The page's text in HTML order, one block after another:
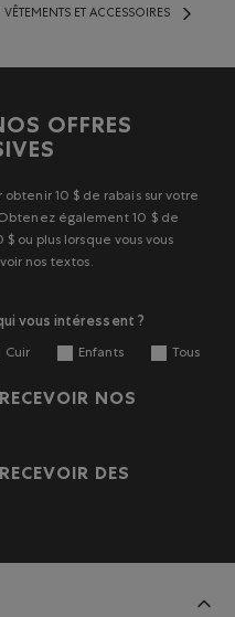
VÊTEMENTS ET ACCESSOIRES
OFFRES
obtenir 10 $ de rabais sur votre
également 10 $ de
$ ou plus lorsque vous vous
nos textos.
vous intéressent ?
Cuir Enfants Tous
NOS
DES